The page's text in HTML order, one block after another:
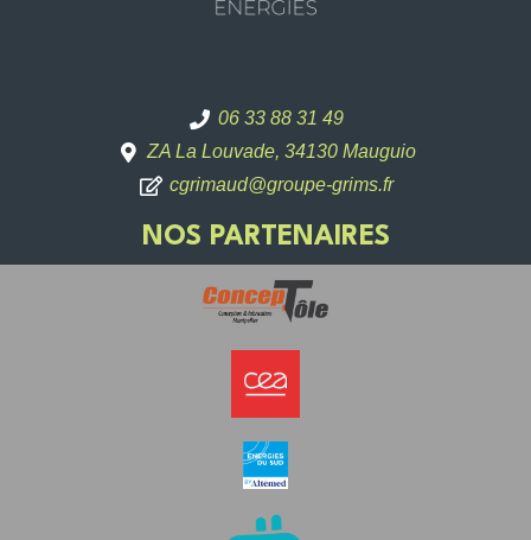
06 33 88 31 49
ZA La Louvade, 34130 Mauguio
cgrimaud@groupe-grims.fr
NOS PARTENAIRES